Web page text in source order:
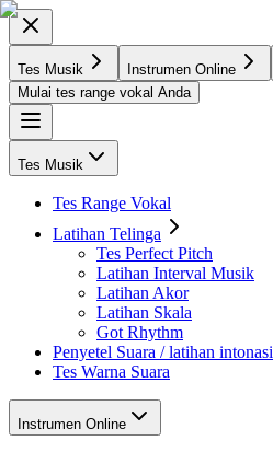
Tes Musik Instrumen Online
Mulai tes range vokal Anda
Tes Musik
Tes Range Vokal
Latihan Telinga
Tes Perfect Pitch
Latihan Interval Musik
Latihan Akor
Latihan Skala
Got Rhythm
Penyetel Suara / latihan intonasi
Tes Warna Suara
Instrumen Online